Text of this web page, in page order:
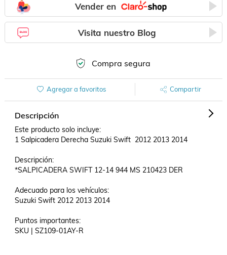
Vender en
Visita nuestro Blog
Compra segura
Agregar a favoritos Compartir
Descripción
Este producto solo incluye:
1 Salpicadera Derecha Suzuki Swift  2012 2013 2014
Descripción:
*SALPICADERA SWIFT 12-14 944 MS 210423 DER
Adecuado para los vehículos:
Suzuki Swift 2012 2013 2014
Puntos importantes:
SKU | SZ109-01AY-R